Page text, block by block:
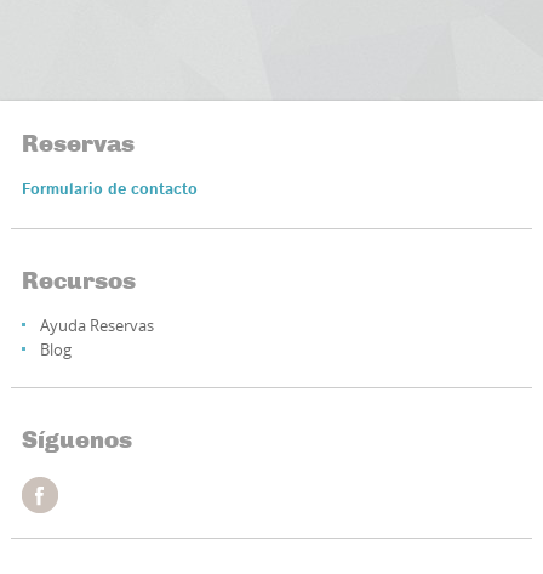
Reservas
Formulario de contacto
Recursos
Ayuda Reservas
Blog
Síguenos